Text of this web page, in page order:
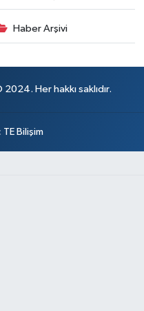
Haber Arşivi
Her hakkı saklıdır.
TE Bilişim